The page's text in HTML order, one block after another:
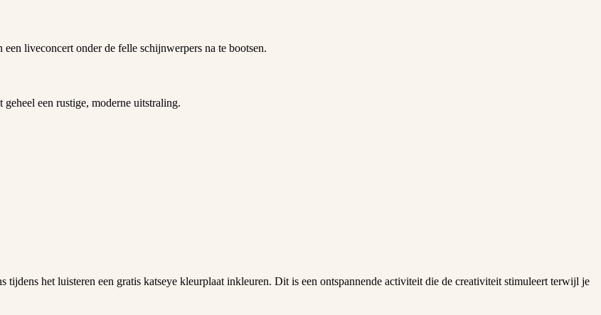
liveconcert onder de felle schijnwerpers na te bootsen.
een rustige, moderne uitstraling.
tijdens het luisteren een gratis katseye kleurplaat inkleuren. Dit is een ontspannende activiteit die de creativiteit stimuleert terwijl je